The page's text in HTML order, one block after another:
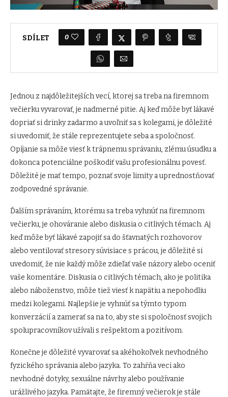
SDÍLET 0
Jednou z najdôležitejších vecí, ktorej sa treba na firemnom
večierku vyvarovať, je nadmerné pitie. Aj keď môže byť lákavé
dopriať si drinky zadarmo a uvoľniť sa s kolegami, je dôležité
si uvedomiť, že stále reprezentujete seba a spoločnosť.
Opíjanie sa môže viesť k trápnemu správaniu, zlému úsudku a
dokonca potenciálne poškodiť vašu profesionálnu povesť.
Dôležité je mať tempo, poznať svoje limity a uprednostňovať
zodpovedné správanie.
Ďalším správaním, ktorému sa treba vyhnúť na firemnom
večierku, je ohováranie alebo diskusia o citlivých témach. Aj
keď môže byť lákavé zapojiť sa do šťavnatých rozhovorov
alebo ventilovať stresory súvisiace s prácou, je dôležité si
uvedomiť, že nie každý môže zdieľať vaše názory alebo oceniť
vaše komentáre. Diskusia o citlivých témach, ako je politika
alebo náboženstvo, môže tiež viesť k napätiu a nepohodliu
medzi kolegami. Najlepšie je vyhnúť sa týmto typom
konverzácií a zamerať sa na to, aby ste si spoločnosť svojich
spolupracovníkov užívali s rešpektom a pozitívom.
Konečne je dôležité vyvarovať sa akéhokoľvek nevhodného
fyzického správania alebo jazyka. To zahŕňa veci ako
nevhodné dotyky, sexuálne návrhy alebo používanie
urážlivého jazyka. Pamätajte, že firemný večierok je stále